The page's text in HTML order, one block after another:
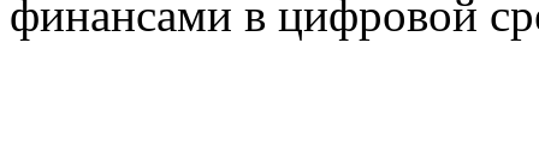
финансами в цифровой